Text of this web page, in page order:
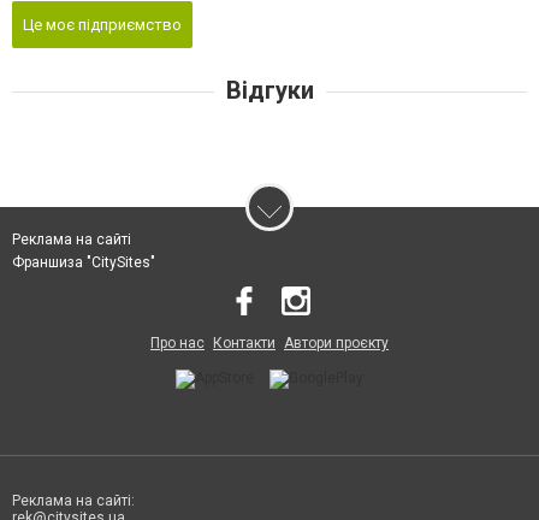
Це моє підприємство
Відгуки
Реклама на сайті
Франшиза "CitySites"
Про нас Контакти Автори проєкту
Реклама на сайті: